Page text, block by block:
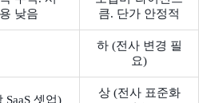
낮음
큼. 단가 안정적
하 (전사 변경 필
요)
SaaS 셋업)
상 (전사 표준화